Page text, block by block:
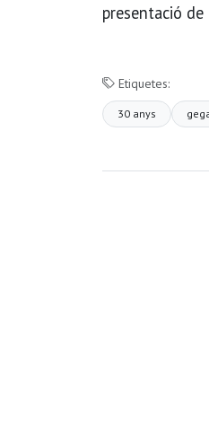
presentació
Etiquetes:
30 anys